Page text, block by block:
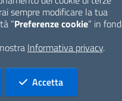
sempre modificare la tua
“Preferenze cookie” in
Informativa privacy.
i cookieAccettatutti i cookie